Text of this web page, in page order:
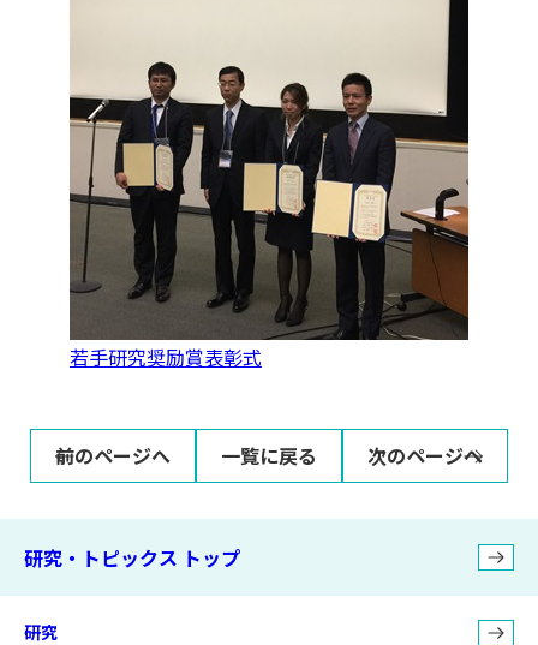
若手研究奨励賞表彰式
前のページへ 一覧に戻る 次のページへ
研究・トピックス トップ
研究